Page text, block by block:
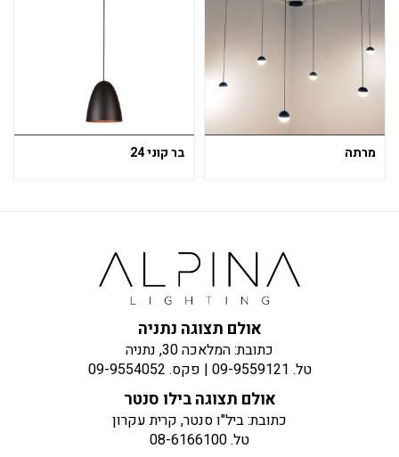
מרתה בר קוני 24
אולם תצוגה נתניה
כתובת: המלאכה 30, נתניה
טל. 09-9559121 | פקס. 09-9554052
אולם תצוגה בילו סנטר
כתובת: ביל"ו סנטר, קרית עקרון
טל.08-6166100